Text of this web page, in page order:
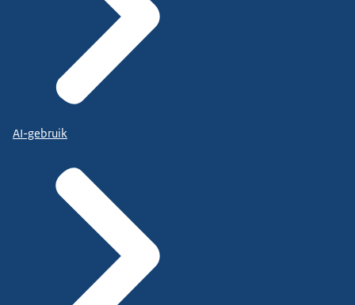
AI-gebruik